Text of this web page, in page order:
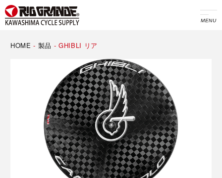
MENU
HOME - 製品 -GHIBLI リア